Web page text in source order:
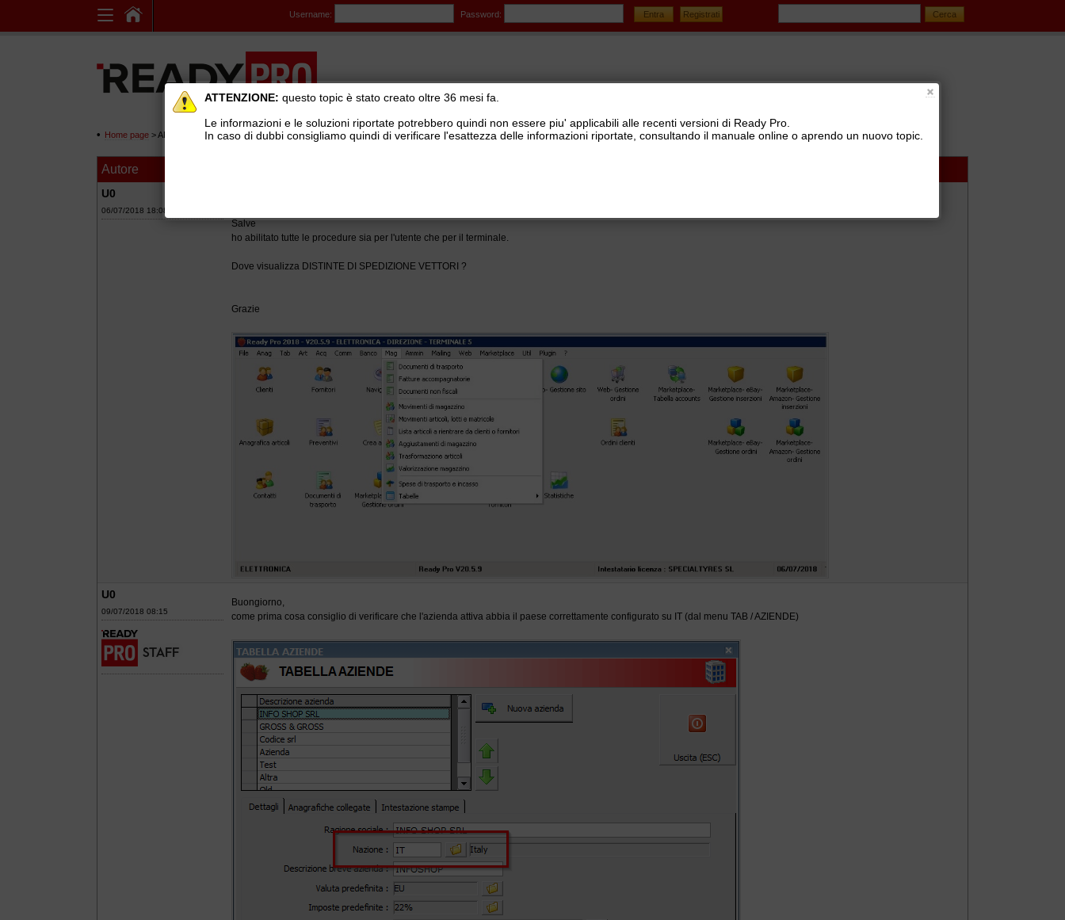
Username: Password:
Home page > AREE DI SUPPORTO TECNICO GRATUITO>Gestionale Ready Pro>Logistica, lotti e matricole, picking, corrieri e tracking >Distinte di spedizione vettori (BRT, SDA, TNT, UPS, GLS, ...)
Autore
U0
06/07/2018 18:08
Salve
ho abilitato tutte le procedure sia per l'utente che per il terminale.
Dove visualizza DISTINTE DI SPEDIZIONE VETTORI ?
Grazie
U0
09/07/2018 08:15
Buongiorno,
come prima cosa consiglio di verificare che l'azienda attiva abbia il paese correttamente configurato su IT (dal menu TAB / AZIENDE)
ATTENZIONE: questo topic è stato creato oltre 36 mesi fa.
Le informazioni e le soluzioni riportate potrebbero quindi non essere piu' applicabili alle recenti versioni di Ready Pro.
In caso di dubbi consigliamo quindi di verificare l'esattezza delle informazioni riportate, consultando il manuale online o aprendo un nuovo topic.